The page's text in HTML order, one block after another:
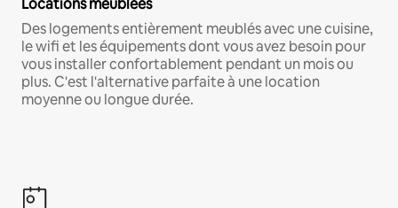
Des logements entièrement meublés avec une cuisine,
le wifi et les équipements dont vous avez besoin pour
vous installer confortablement pendant un mois ou
plus. C'est l'alternative parfaite à une location
moyenne ou longue durée.